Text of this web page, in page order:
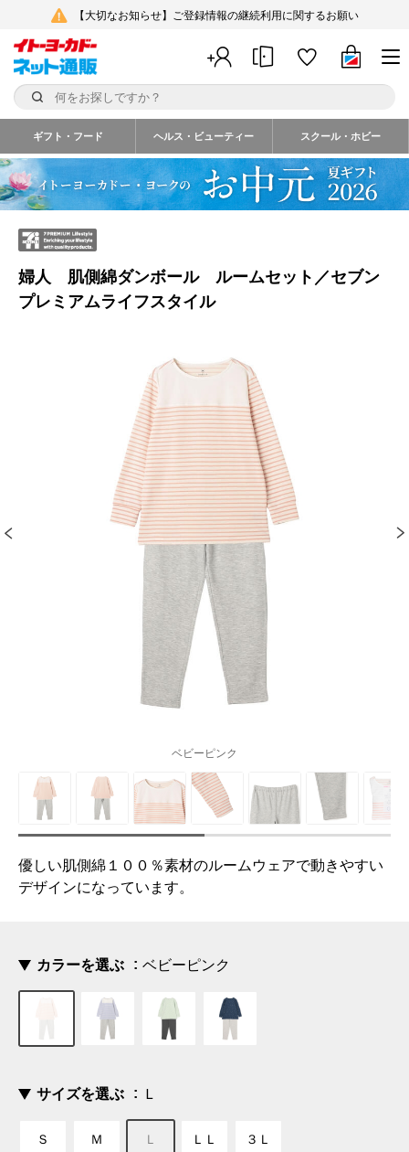
【大切なお知らせ】ご登録情報の継続利用に関するお願い
ギフト・フード ヘルス・ビューティー スクール・ホビー
婦人 肌側綿ダンボール ルームセット／セブン
プレミアムライフスタイル
ベビーピンク
優しい肌側綿１００％素材のルームウェアで動きやすい
デザインになっています。
カラーを選ぶ ベビーピンク
サイズを選ぶ Ｌ
Ｓ Ｍ Ｌ ＬＬ ３Ｌ